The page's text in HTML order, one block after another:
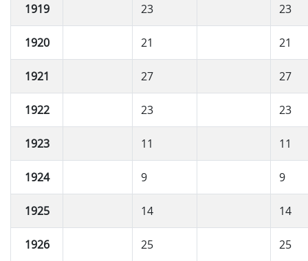
1919 23 23
1920 21 21
1921 27 27
1922 23 23
1923 11 11
1924 9 9
1925 14 14
1926 25 25